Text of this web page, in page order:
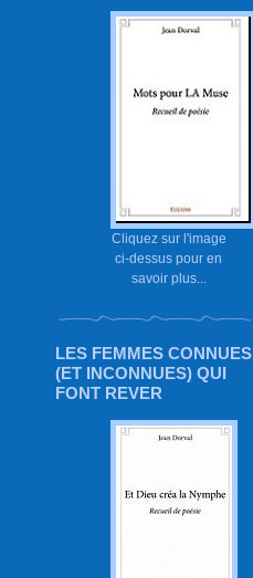
Cliquez sur l'image
ci-dessus pour en
savoir plus...
LES FEMMES CONNUES
(ET INCONNUES) QUI
FONT REVER